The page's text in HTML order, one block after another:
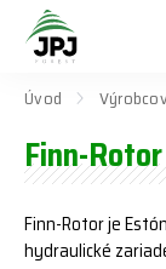
Úvod
Finn-Rotor
Finn-Rotor je
hydraulické